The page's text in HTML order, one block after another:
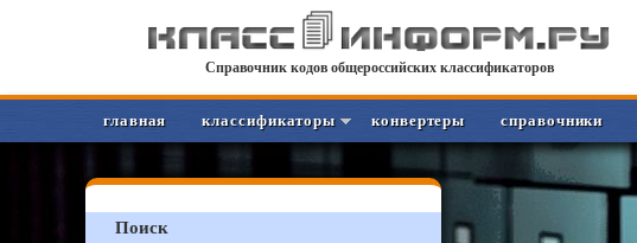
Справочник кодов общероссийских классификаторов
главная классификаторы конвертеры справочники
Поиск